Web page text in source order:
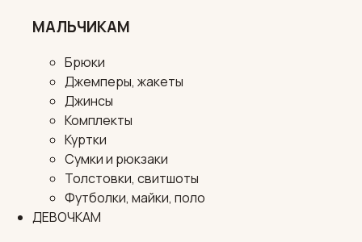
МАЛЬЧИКАМ
Брюки
Джемперы, жакеты
Джинсы
Комплекты
Куртки
Сумки и рюкзаки
Толстовки, свитшоты
Футболки, майки, поло
ДЕВОЧКАМ